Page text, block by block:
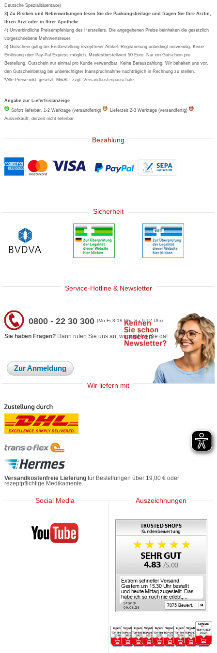
Formoline
Wick
Eucerin
Basica
Deutsche Spezialitätentaxe)
3) Zu Risiken und Nebenwirkungen lesen Sie die Packungsbeilage und fragen Sie Ihre Ärztin,
Ihren Arzt oder in Ihrer Apotheke.
4) Unverbindliche Preisempfehlung des Herstellers. Die angegebenen Preise beinhalten die gesetzlich
vorgeschriebene Mehrwertsteuer.
5) Gutschein gültig bei Erstbestellung rezeptfreier Artikel. Registrierung unbedingt notwendig. Keine
Einlösung über Pay-Pal Express möglich. Mindestbestellwert 50 Euro. Nur ein Gutschein pro
Bestellung. Gutschein nur einmal pro Kunde verwendbar. Keine Barauszahlung. Wir behalten uns vor,
den Gutscheinbetrag bei unberechtigter Inanspruchnahme nachträglich in Rechnung zu stellen.
*Alle Preise inkl. gesetzl. MwSt., zzgl.Versandkostenpauschale
Angabe zur Lieferfristanzeige
Sofort lieferbar, 1-2 Werktage (versandfertig)
Lieferzeit 2-3 Werktage (versandfertig)
Ausverkauft, derzeit nicht lieferbar
Bezahlung
Sicherheit
Service-Hotline & Newsletter
0800 - 22 30 300(Mo-Fr 8-18 Uhr, Sa 9-12 Uhr)
Sie haben Fragen? Dann rufen Sie uns an, wir sind für Sie da!
Zur Anmeldung
Wir liefern mit
Versandkostenfreie Lieferung für Bestellungen über 19,00 € oder
rezeptpflichtige Medikamente.
Social Media
Mediherz
Auszeichnungen